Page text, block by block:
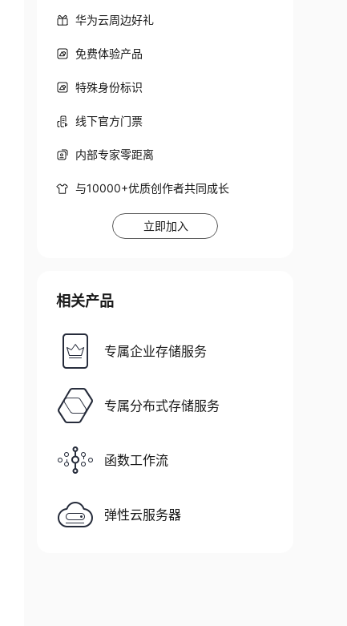
华为云周边好礼
免费体验产品
特殊身份标识
线下官方门票
内部专家零距离
与10000+优质创作者共同成长
立即加入
相关产品
专属企业存储服务
专属分布式存储服务
函数工作流
弹性云服务器